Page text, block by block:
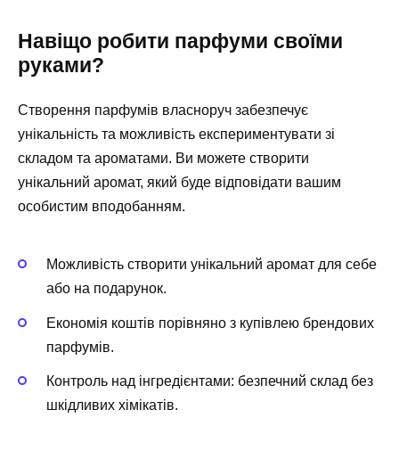
Навіщо робити парфуми своїми
руками?
Створення парфумів власноруч забезпечує
унікальність та можливість експериментувати зі
складом та ароматами. Ви можете створити
унікальний аромат, який буде відповідати вашим
особистим вподобанням.
Можливість створити унікальний аромат для себе
або на подарунок.
Економія коштів порівняно з купівлею брендових
парфумів.
Контроль над інгредієнтами: безпечний склад без
шкідливих хімікатів.